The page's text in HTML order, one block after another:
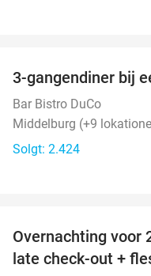
3-gangendiner bij
Bar Bistro DuCo
Middelburg (+9
Solgt: 2.424
Overnachting voor
late check-out +